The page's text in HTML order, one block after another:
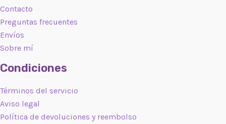
Contacto
Preguntas frecuentes
Envíos
Sobre mí
Condiciones
Términos del servicio
Aviso legal
Política de devoluciones y reembolso